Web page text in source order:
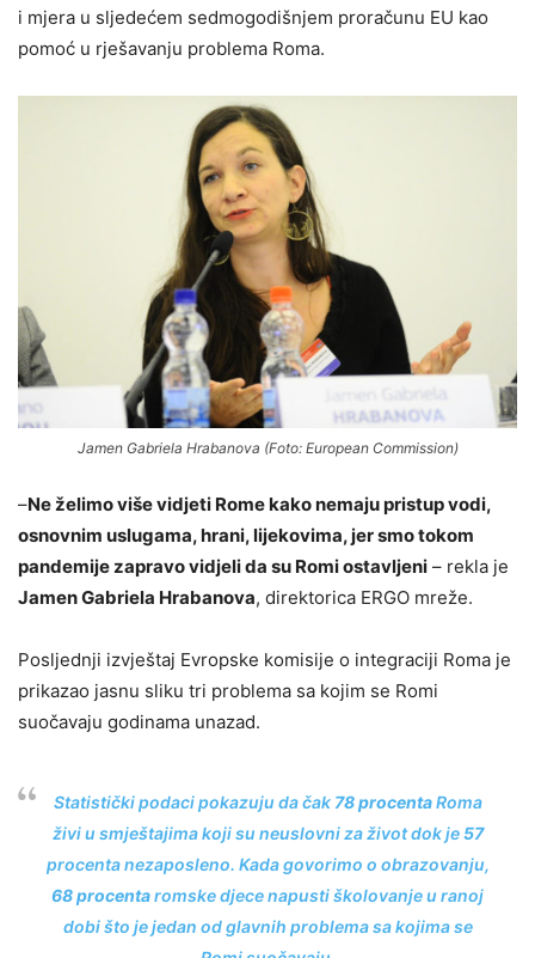
i mjera u sljedećem sedmogodišnjem proračunu EU kao
pomoć u rješavanju problema Roma.
Jamen Gabriela Hrabanova (Foto: European Commission)
–Ne želimo više vidjeti Rome kako nemaju pristup vodi,
osnovnim uslugama, hrani, lijekovima, jer smo tokom
pandemije zapravo vidjeli da su Romi ostavljeni – rekla je
Jamen Gabriela Hrabanova, direktorica ERGO mreže.
Posljednji izvještaj Evropske komisije o integraciji Roma je
prikazao jasnu sliku tri problema sa kojim se Romi
suočavaju godinama unazad.
Statistički podaci pokazuju da čak 78 procentaRoma
živi u smještajima koji su neuslovni za život dok je57
procenta nezaposleno. Kada govorimo o obrazovanju,
68 procentaromske djece napusti školovanje u ranoj
dobi što je jedan od glavnih problema sa kojima se